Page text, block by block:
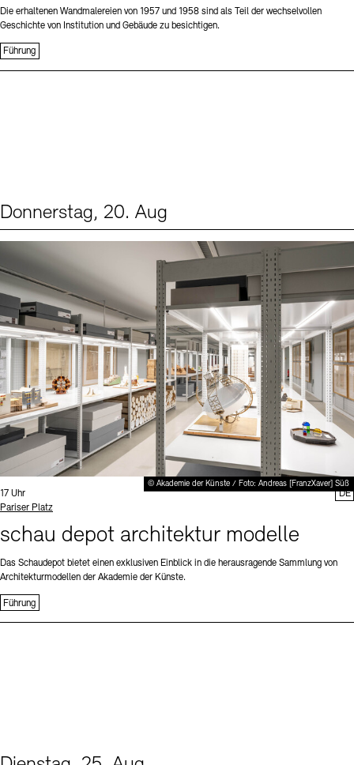
Die erhaltenen Wandmalereien von 1957 und 1958 sind als Teil der wechselvollen
Geschichte von Institution und Gebäude zu besichtigen.
Führung
Donnerstag, 20. Aug
© Akademie der Künste / Foto: Andreas [FranzXaver] Süß
Uhrzeit:
17 Uhr
Standort
Pariser Platz
schau depot architektur modelle
Das Schaudepot bietet einen exklusiven Einblick in die herausragende Sammlung von
Architekturmodellen der Akademie der Künste.
Führung
DE